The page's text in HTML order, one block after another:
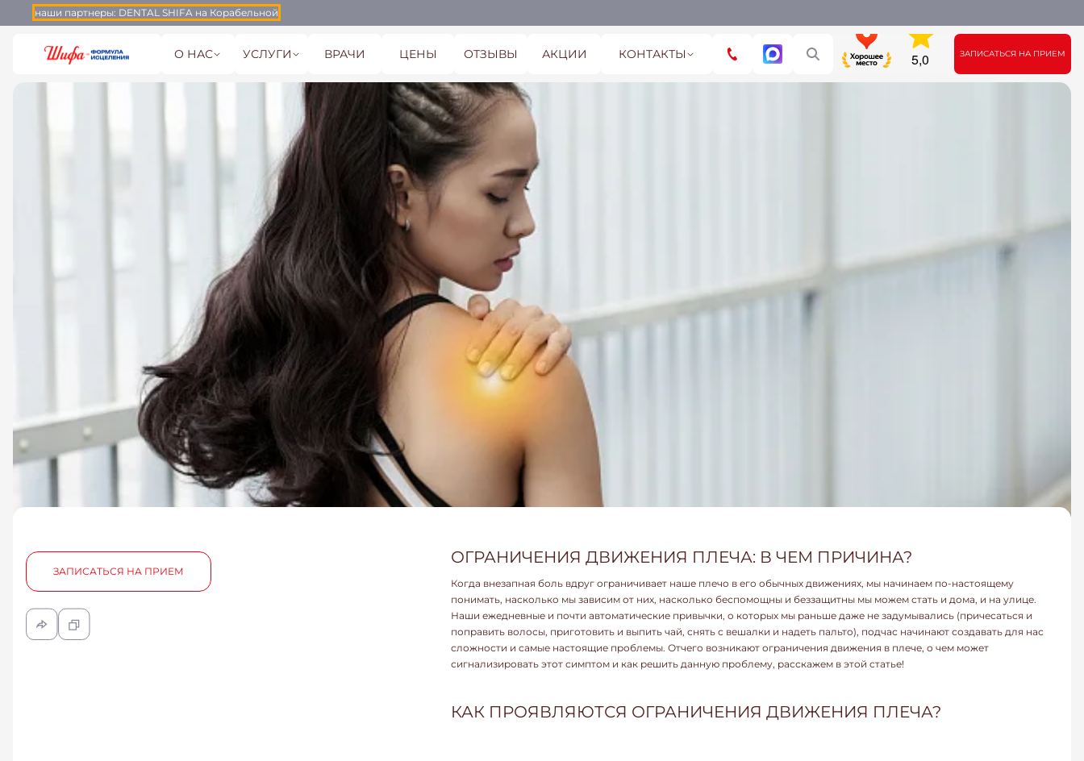
наши партнеры: DENTAL SHIFA на Корабельной
О НАС УСЛУГИ ВРАЧИ ЦЕНЫ ОТЗЫВЫ АКЦИИ КОНТАКТЫ ЗАПИСАТЬСЯ НА ПРИЕМ
ЗАПИСАТЬСЯ НА ПРИЕМ
ОГРАНИЧЕНИЯ ДВИЖЕНИЯ ПЛЕЧА: В ЧЕМ ПРИЧИНА?
Когда внезапная боль вдруг ограничивает наше плечо в его обычных движениях, мы начинаем по-настоящему
понимать, насколько мы зависим от них, насколько беспомощны и беззащитны мы можем стать и дома, и на улице.
Наши ежедневные и почти автоматические привычки, о которых мы раньше даже не задумывались (причесаться и
поправить волосы, приготовить и выпить чай, снять с вешалки и надеть пальто), подчас начинают создавать для нас
сложности и самые настоящие проблемы. Отчего возникают ограничения движения в плече, о чем может
сигнализировать этот симптом и как решить данную проблему, расскажем в этой статье!
КАК ПРОЯВЛЯЮТСЯ ОГРАНИЧЕНИЯ ДВИЖЕНИЯ ПЛЕЧА?